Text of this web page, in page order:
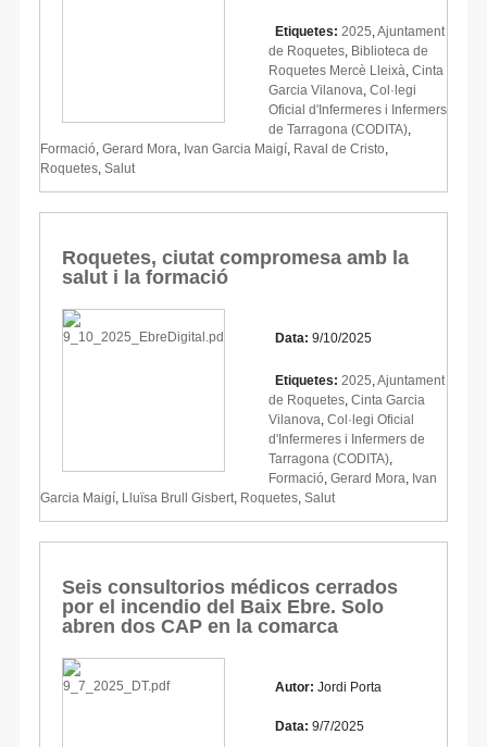
Etiquetes: 2025 Ajuntament
de Roquetes Biblioteca de
Roquetes Mercè Lleixà Cinta
Garcia Vilanova Col·legi
Oficial d'Infermeres i Infermers
de Tarragona (CODITA)
Formació Gerard Mora Ivan Garcia Maigí Raval de Cristo
Roquetes Salut
Roquetes, ciutat compromesa amb la
salut i la formació
Data: 9/10/2025
Etiquetes: 2025 Ajuntament
de Roquetes Cinta Garcia
Vilanova Col·legi Oficial
d'Infermeres i Infermers de
Tarragona (CODITA)
Formació Gerard Mora Ivan
Garcia Maigí Lluïsa Brull Gisbert Roquetes Salut
Seis consultorios médicos cerrados
por el incendio del Baix Ebre. Solo
abren dos CAP en la comarca
Autor: Jordi Porta
Data: 9/7/2025